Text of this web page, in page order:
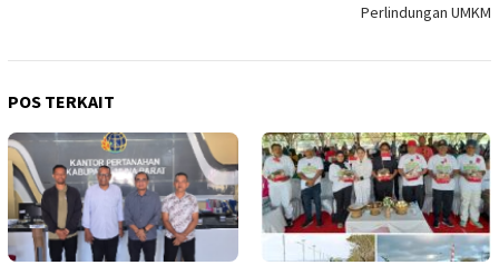
Perlindungan UMKM
POS TERKAIT